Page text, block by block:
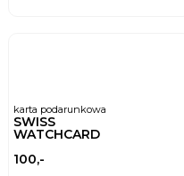
karta podarunkowa
SWISS
WATCHCARD
100,-